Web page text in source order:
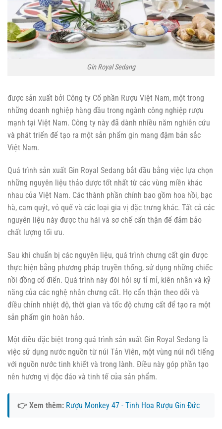
Gin Royal Sedang
được sản xuất bởi Công ty Cổ phần Rượu Việt Nam, một trong
những doanh nghiệp hàng đầu trong ngành công nghiệp rượu
mạnh tại Việt Nam. Công ty này đã dành nhiều năm nghiên cứu
và phát triển để tạo ra một sản phẩm gin mang đậm bản sắc
Việt Nam.
Quá trình sản xuất Gin Royal Sedang bắt đầu bằng việc lựa chọn
những nguyên liệu thảo dược tốt nhất từ các vùng miền khác
nhau của Việt Nam. Các thành phần chính bao gồm hoa hồi, bạc
hà, cam quýt, vỏ quế và các loại gia vị đặc trưng khác. Tất cả các
nguyên liệu này được thu hái và sơ chế cẩn thận để đảm bảo
chất lượng tối ưu.
Sau khi chuẩn bị các nguyên liệu, quá trình chưng cất gin được
thực hiện bằng phương pháp truyền thống, sử dụng những chiếc
nồi đồng cổ điển. Quá trình này đòi hỏi sự tỉ mỉ, kiên nhẫn và kỹ
năng của các nghệ nhân chưng cất. Họ cẩn thận theo dõi và
điều chỉnh nhiệt độ, thời gian và tốc độ chưng cất để tạo ra một
sản phẩm gin hoàn hảo.
Một điều đặc biệt trong quá trình sản xuất Gin Royal Sedang là
việc sử dụng nước nguồn từ núi Tản Viên, một vùng núi nổi tiếng
với nguồn nước tinh khiết và trong lành. Điều này góp phần tạo
nên hương vị độc đáo và tinh tế của sản phẩm.
👉 Xem thêm: Rượu Monkey 47 - Tinh Hoa Rượu Gin Đức